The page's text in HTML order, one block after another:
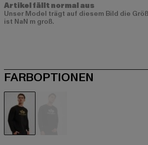
Artikel fällt normal aus
Unser Model trägt auf diesem Bild die
ist NaN m groß.
FARBOPTIONEN